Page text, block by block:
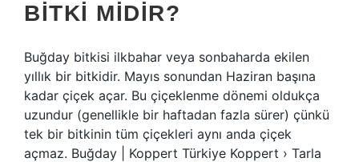
BITKI MIDIR?
Buğday bitkisi ilkbahar veya sonbaharda ekilen
yıllık bir bitkidir. Mayıs sonundan Haziran başına
kadar çiçek açar. Bu çiçeklenme dönemi oldukça
uzundur (genellikle bir haftadan fazla sürer) çünkü
tek bir bitkinin tüm çiçekleri aynı anda çiçek
açmaz. Buğday | Koppert Türkiye Koppert › Tarla